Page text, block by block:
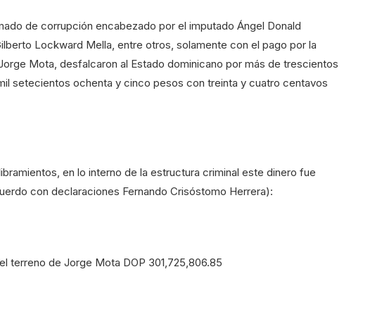
de corrupción encabezado por el imputado Ángel Donald
Lockward Mella, entre otros, solamente con el pago por la
Mota, desfalcaron al Estado dominicano por más de trescientos
setecientos ochenta y cinco pesos con treinta y cuatro centavos
en lo interno de la estructura criminal este dinero fue
con declaraciones Fernando Crisóstomo Herrera):
terreno de Jorge Mota DOP 301,725,806.85